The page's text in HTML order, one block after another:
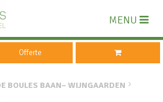
MENU
Offerte
BOULES BAAN– WIJNGAARDEN